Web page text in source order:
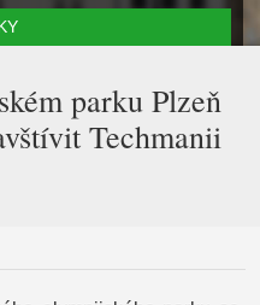
parku Plzeň
Techmanii